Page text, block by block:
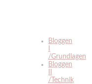
Bloggen
/Grundlagen
Bloggen
/Technik